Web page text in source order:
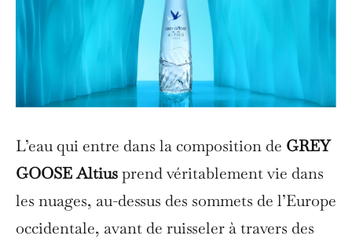
L’eau qui entre dans la composition de GREY
GOOSE Altiusprend véritablement vie dans
les nuages, au-dessus des sommets de l’Europe
occidentale, avant de ruisseler à travers des